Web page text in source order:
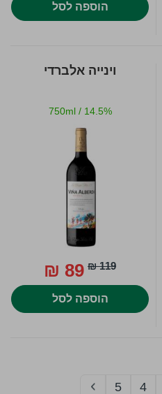
הוספה לסל
וינייה אלברדי
750ml / 14.5%
119 ₪
89 ₪
הוספה לסל
דףדף
4 דף
5 דף